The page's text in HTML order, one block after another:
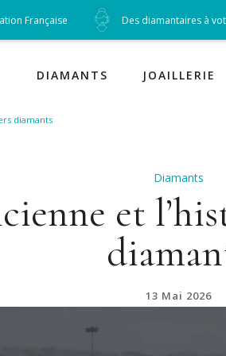
DIAMANTS JOAILLERIE
diamants
Diamants
et
13 Mai 2026
Française Des diamantaires à